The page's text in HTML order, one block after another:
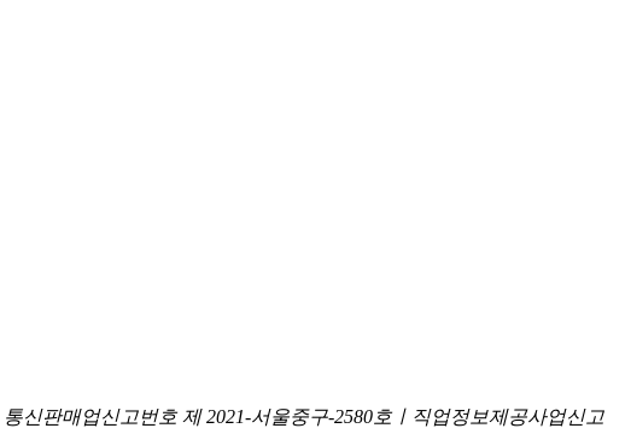
통신판매업신고번호 제 2021-서울중구-2580호ㅣ직업정보제공사업신고